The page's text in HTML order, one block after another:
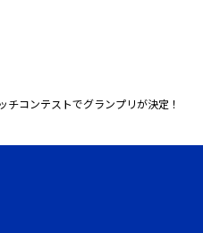
チコンテストでグランプリが決定！